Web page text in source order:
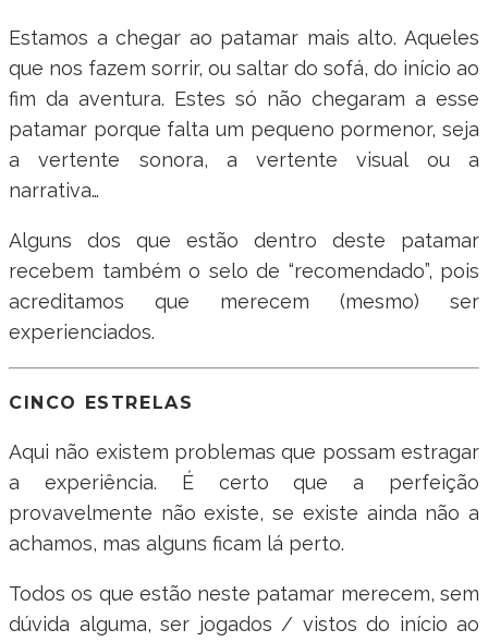
Estamos a chegar ao patamar mais alto. Aqueles
que nos fazem sorrir, ou saltar do sofá, do início ao
fim da aventura. Estes só não chegaram a esse
patamar porque falta um pequeno pormenor, seja
a vertente sonora, a vertente visual ou a
narrativa…
Alguns dos que estão dentro deste patamar
recebem também o selo de “recomendado”, pois
acreditamos que merecem (mesmo) ser
experienciados.
CINCO ESTRELAS
Aqui não existem problemas que possam estragar
a experiência. É certo que a perfeição
provavelmente não existe, se existe ainda não a
achamos, mas alguns ficam lá perto.
Todos os que estão neste patamar merecem, sem
dúvida alguma, ser jogados / vistos do início ao